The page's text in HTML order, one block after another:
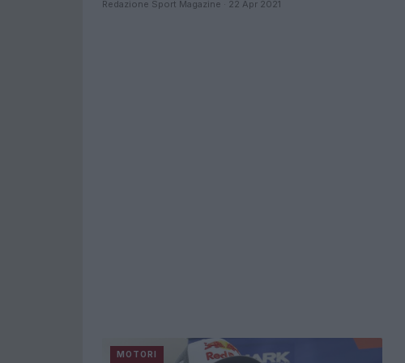
Redazione Sport Magazine · 22 Apr 2021
MOTORI